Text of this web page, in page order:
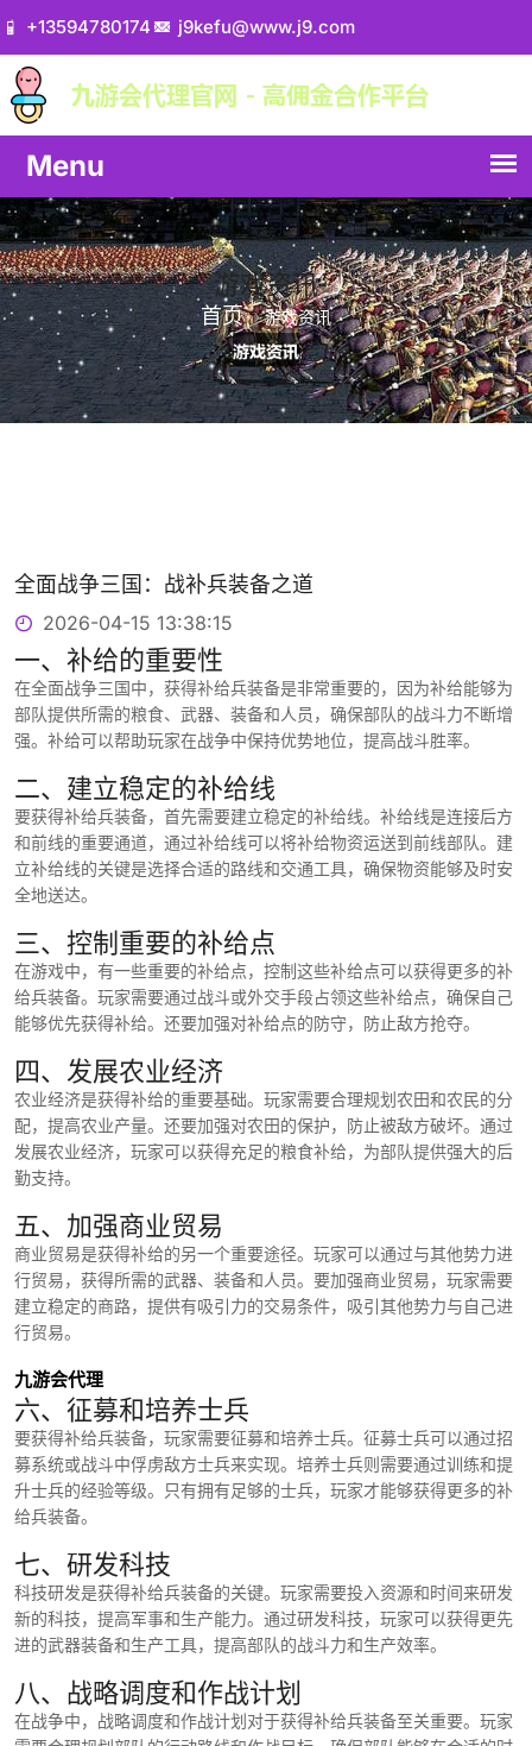
+13594780174 j9kefu@www.j9.com
游戏资讯
首页 游戏资讯
全面战争三国：战补兵装备之道
2026-04-15 13:38:15
一、补给的重要性
在全面战争三国中，获得补给兵装备是非常重要的，因为补给能够为
部队提供所需的粮食、武器、装备和人员，确保部队的战斗力不断增
强。补给可以帮助玩家在战争中保持优势地位，提高战斗胜率。
二、建立稳定的补给线
要获得补给兵装备，首先需要建立稳定的补给线。补给线是连接后方
和前线的重要通道，通过补给线可以将补给物资运送到前线部队。建
立补给线的关键是选择合适的路线和交通工具，确保物资能够及时安
全地送达。
三、控制重要的补给点
在游戏中，有一些重要的补给点，控制这些补给点可以获得更多的补
给兵装备。玩家需要通过战斗或外交手段占领这些补给点，确保自己
能够优先获得补给。还要加强对补给点的防守，防止敌方抢夺。
四、发展农业经济
农业经济是获得补给的重要基础。玩家需要合理规划农田和农民的分
配，提高农业产量。还要加强对农田的保护，防止被敌方破坏。通过
发展农业经济，玩家可以获得充足的粮食补给，为部队提供强大的后
勤支持。
五、加强商业贸易
商业贸易是获得补给的另一个重要途径。玩家可以通过与其他势力进
行贸易，获得所需的武器、装备和人员。要加强商业贸易，玩家需要
建立稳定的商路，提供有吸引力的交易条件，吸引其他势力与自己进
行贸易。
九游会代理
六、征募和培养士兵
要获得补给兵装备，玩家需要征募和培养士兵。征募士兵可以通过招
募系统或战斗中俘虏敌方士兵来实现。培养士兵则需要通过训练和提
升士兵的经验等级。只有拥有足够的士兵，玩家才能够获得更多的补
给兵装备。
七、研发科技
科技研发是获得补给兵装备的关键。玩家需要投入资源和时间来研发
新的科技，提高军事和生产能力。通过研发科技，玩家可以获得更先
进的武器装备和生产工具，提高部队的战斗力和生产效率。
八、战略调度和作战计划
在战争中，战略调度和作战计划对于获得补给兵装备至关重要。玩家